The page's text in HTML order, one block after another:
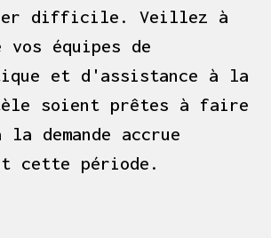
difficile. Veillez à
vos équipes de
et d'assistance à la
soient prêtes à faire
la demande accrue
cette période.